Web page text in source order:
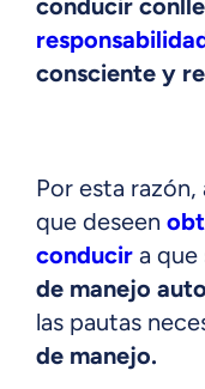
consciente y
Por esta
que deseen
conducir a que
de manejo
las pautas
de manejo.